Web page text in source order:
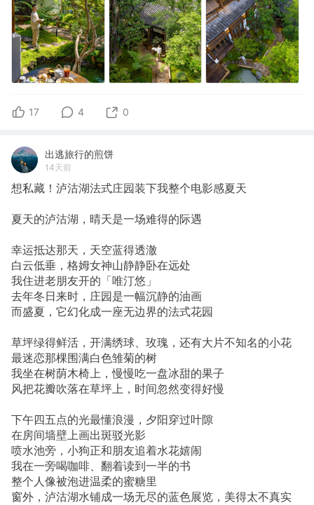
17 4 0
出逃旅行的煎饼
14天前
想私藏！泸沽湖法式庄园装下我整个电影感夏天
夏天的泸沽湖，晴天是一场难得的际遇
幸运抵达那天，天空蓝得透澈
白云低垂，格姆女神山静静卧在远处
我住进老朋友开的「唯汀悠」
去年冬日来时，庄园是一幅沉静的油画
而盛夏，它幻化成一座无边界的法式花园
草坪绿得鲜活，开满绣球、玫瑰，还有大片不知名的小花
最迷恋那棵围满白色雏菊的树
我坐在树荫木椅上，慢慢吃一盘冰甜的果子
风把花瓣吹落在草坪上，时间忽然变得好慢
下午四五点的光最懂浪漫，夕阳穿过叶隙
在房间墙壁上画出斑驳光影
喷水池旁，小狗正和朋友追着水花嬉闹
我在一旁喝咖啡、翻着读到一半的书
整个人像被泡进温柔的蜜糖里
窗外，泸沽湖水铺成一场无尽的蓝色展览，美得太不真实